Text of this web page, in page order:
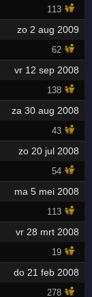
113
zo 2 aug 2009
62
vr 12 sep 2008
138
za 30 aug 2008
43
zo 20 jul 2008
54
ma 5 mei 2008
113
vr 28 mrt 2008
19
do 21 feb 2008
278